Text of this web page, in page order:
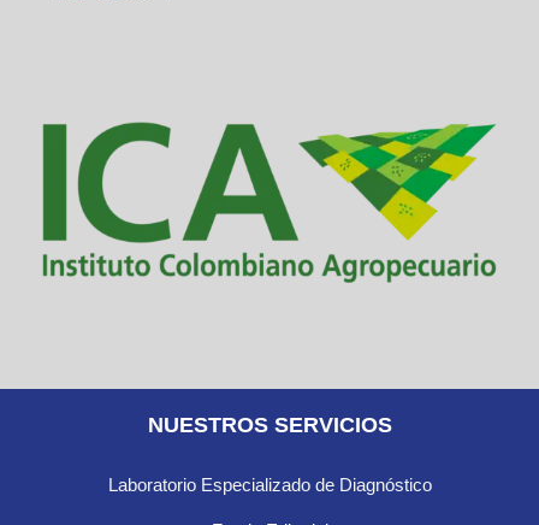
NUESTROS SERVICIOS
Laboratorio Especializado de Diagnóstico